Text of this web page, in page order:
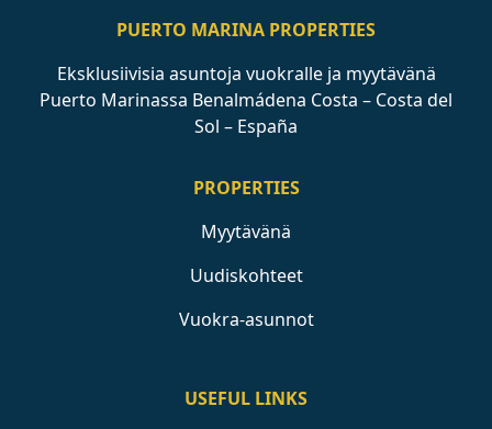
PUERTO MARINA PROPERTIES
Eksklusiivisia asuntoja vuokralle ja myytävänä
Puerto Marinassa Benalmádena Costa – Costa del
Sol – España
PROPERTIES
Myytävänä
Uudiskohteet
Vuokra-asunnot
USEFUL LINKS